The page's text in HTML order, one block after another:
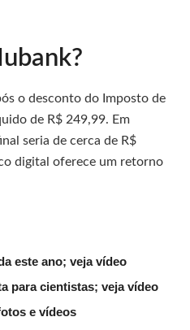
o desconto do Imposto de
de R$ 249,99. Em
seria de cerca de R$
digital oferece um retorno
este ano; veja vídeo
para cientistas; veja vídeo
e vídeos